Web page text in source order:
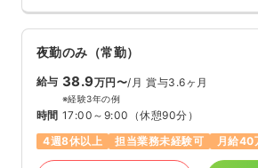
夜勤のみ（常勤）
給与 38.9万円〜/月 賞与3.6ヶ月
※経験3年の例
時間 17:00～9:00 （休憩90分）
4週8休以上
担当業務未経験可 月給40